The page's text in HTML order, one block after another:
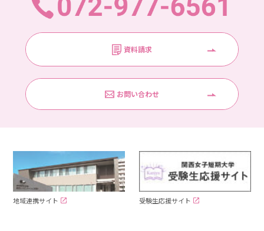
資料請求
お問い合わせ
地域連携サイト 受験生応援サイト